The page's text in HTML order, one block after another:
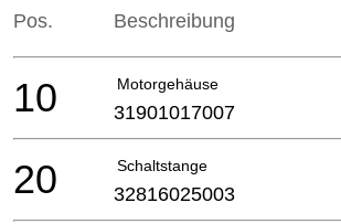
Pos. Beschreibung
Motorgehäuse
10 31901017007
Schaltstange
20 32816025003